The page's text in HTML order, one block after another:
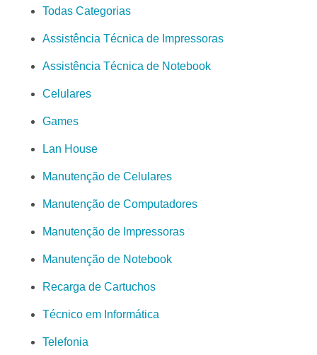
Todas Categorias
Assistência Técnica de Impressoras
Assistência Técnica de Notebook
Celulares
Games
Lan House
Manutenção de Celulares
Manutenção de Computadores
Manutenção de Impressoras
Manutenção de Notebook
Recarga de Cartuchos
Técnico em Informática
Telefonia